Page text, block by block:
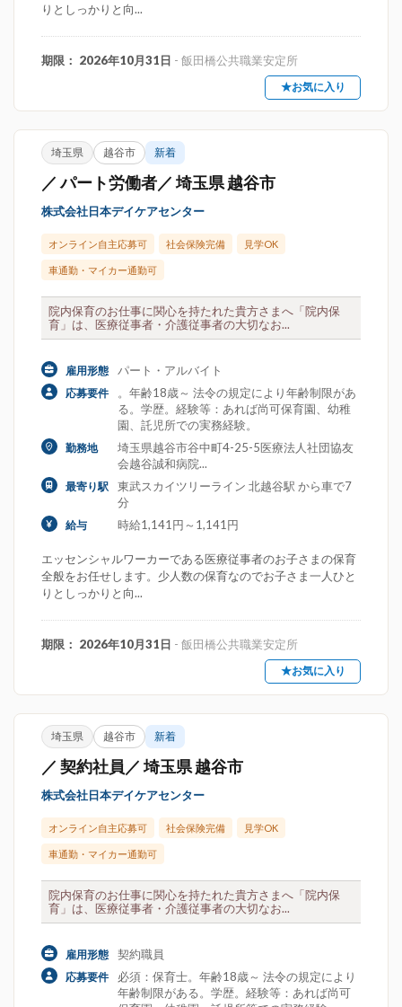
りとしっかりと向...
期限： 2026年10月31日 - 飯田橋公共職業安定所
★お気に入り
埼玉県 越谷市 新着
／ パート労働者／ 埼玉県 越谷市
株式会社日本デイケアセンター
オンライン自主応募可 社会保険完備 見学OK
車通勤・マイカー通勤可
院内保育のお仕事に関心を持たれた貴方さまへ「院内保
育」は、医療従事者・介護従事者の大切なお...
雇用形態 パート・アルバイト
応募要件
。年齢18歳～ 法令の規定により年齢制限があ
る。学歴。経験等：あれば尚可保育園、幼稚
園、託児所での実務経験。
勤務地
埼玉県越谷市谷中町4-25-5医療法人社団協友
会越谷誠和病院...
最寄り駅
東武スカイツリーライン 北越谷駅 から車で7
分
給与 時給1,141円～1,141円
エッセンシャルワーカーである医療従事者のお子さまの保育
全般をお任せします。少人数の保育なのでお子さま一人ひと
りとしっかりと向...
期限： 2026年10月31日 - 飯田橋公共職業安定所
★お気に入り
埼玉県 越谷市 新着
／ 契約社員／ 埼玉県 越谷市
株式会社日本デイケアセンター
オンライン自主応募可 社会保険完備 見学OK
車通勤・マイカー通勤可
院内保育のお仕事に関心を持たれた貴方さまへ「院内保
育」は、医療従事者・介護従事者の大切なお...
雇用形態 契約職員
応募要件
必須：保育士。年齢18歳～ 法令の規定により
年齢制限がある。学歴。経験等：あれば尚可